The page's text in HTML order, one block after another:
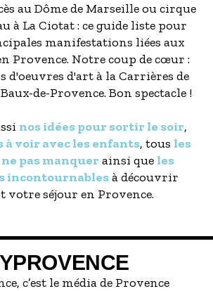
au Dôme de Marseille ou cirque
à La Ciotat : ce guide liste pour
manifestations liées aux
Provence. Notre coup de cœur :
d'oeuvres d'art à la Carrières de
de-Provence. Bon spectacle !
nos idées pour sortir le soir,
à voir avec les enfants, tous les
pas manquer ainsi que les
incontournablesà découvrir
votre séjour en Provence.
c’est le média de Provence